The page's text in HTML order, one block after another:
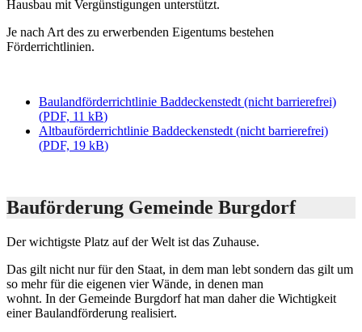
Hausbau mit Vergünstigungen unterstützt.
Je nach Art des zu erwerbenden Eigentums bestehen
Förderrichtlinien.
Baulandförderrichtlinie Baddeckenstedt (nicht barrierefrei)
(PDF, 11 kB)
Altbauförderrichtlinie Baddeckenstedt (nicht barrierefrei)
(PDF, 19 kB)
Bauförderung Gemeinde Burgdorf
Der wichtigste Platz auf der Welt ist das Zuhause.
Das gilt nicht nur für den Staat, in dem man lebt sondern das gilt um
so mehr für die eigenen vier Wände, in denen man
wohnt. In der Gemeinde Burgdorf hat man daher die Wichtigkeit
einer Baulandförderung realisiert.